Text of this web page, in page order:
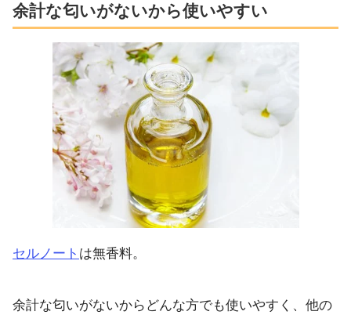
余計な匂いがないから使いやすい
セルノート は無香料。
余計な匂いがないからどんな方でも使いやすく、他の